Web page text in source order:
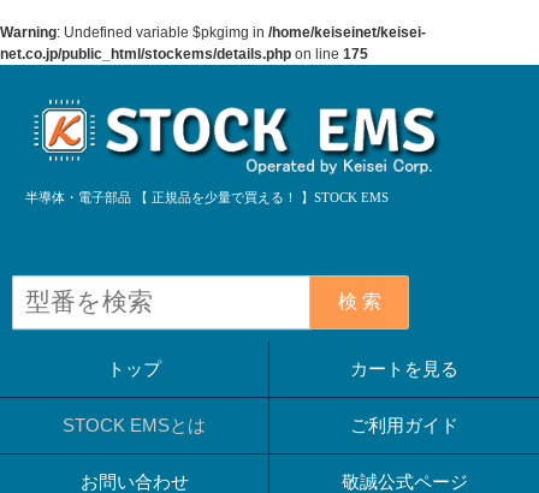
Warning: Undefined variable $pkgimg in /home/keiseinet/keisei-
net.co.jp/public_html/stockems/details.php on line 175
半導体・電子部品 【 正規品を少量で買える！ 】STOCK EMS
検 索
トップ カートを見る
STOCK EMSとは ご利用ガイド
お問い合わせ 敬誠公式ページ